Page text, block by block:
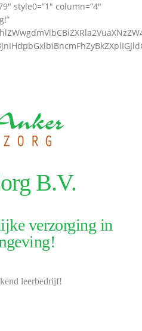
style0=”1″ column=”4″
B.V.
verzorging in
leerbedrijf!